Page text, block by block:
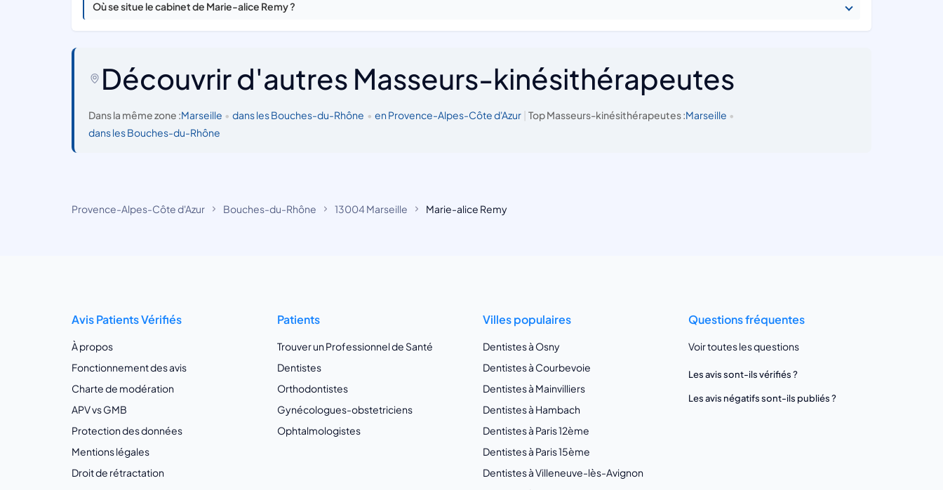
Où se situe le cabinet de Marie-alice Remy ?
Découvrir d'autres Masseurs-kinésithérapeutes
Dans la même zone :Marseille • dans les Bouches-du-Rhône • en Provence-Alpes-Côte d'Azur | Top Masseurs-kinésithérapeutes :Marseille •
dans les Bouches-du-Rhône
Provence-Alpes-Côte d'Azur Bouches-du-Rhône 13004 Marseille Marie-alice Remy
Avis Patients Vérifiés
À propos
Fonctionnement des avis
Charte de modération
APV vs GMB
Protection des données
Mentions légales
Droit de rétractation
Patients
Trouver un Professionnel de Santé
Dentistes
Orthodontistes
Gynécologues-obstetriciens
Ophtalmologistes
Villes populaires
Dentistes à Osny
Dentistes à Courbevoie
Dentistes à Mainvilliers
Dentistes à Hambach
Dentistes à Paris 12ème
Dentistes à Paris 15ème
Dentistes à Villeneuve-lès-Avignon
Questions fréquentes
Voir toutes les questions
Les avis sont-ils vérifiés ?
Les avis négatifs sont-ils publiés ?